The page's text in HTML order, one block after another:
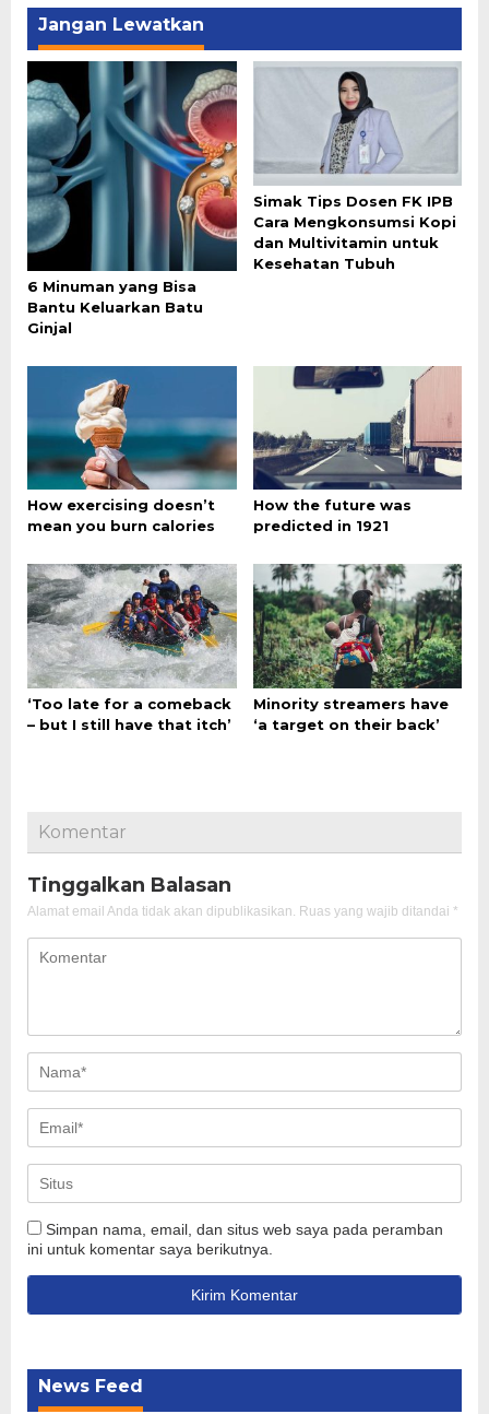
Jangan Lewatkan
6 Minuman yang Bisa
Bantu Keluarkan Batu
Ginjal
Simak Tips Dosen FK IPB
Cara Mengkonsumsi Kopi
dan Multivitamin untuk
Kesehatan Tubuh
How exercising doesn’t
mean you burn calories
How the future was
predicted in 1921
‘Too late for a comeback
– but I still have that itch’
Minority streamers have
‘a target on their back’
Komentar
Tinggalkan Balasan
Alamat email Anda tidak akan dipublikasikan. Ruas yang wajib ditandai *
Simpan nama, email, dan situs web saya pada peramban
ini untuk komentar saya berikutnya.
News Feed